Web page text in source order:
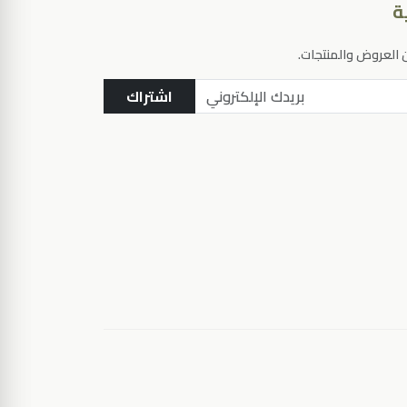
والمنتجات.
اشتراك